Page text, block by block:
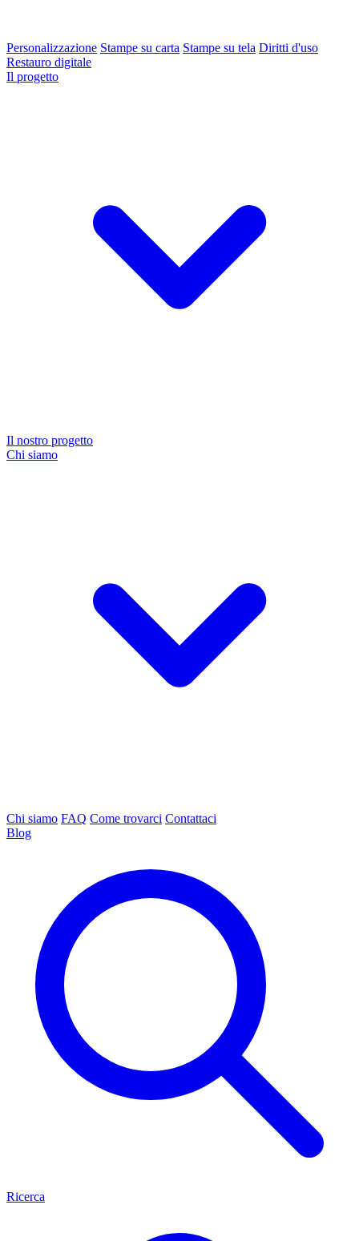
Personalizzazione Stampe su carta Stampe su tela Diritti d'uso
Restauro digitale
Il progetto
Il nostro progetto
Chi siamo
Chi siamo FAQ Come trovarci Contattaci
Blog
Ricerca